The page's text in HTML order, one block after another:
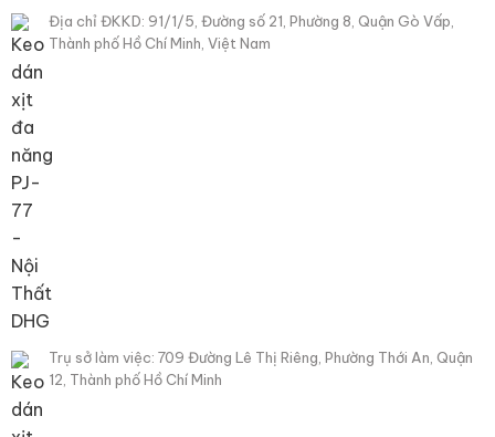
Địa chỉ ĐKKD: 91/1/5, Đường số 21, Phường 8, Quận Gò Vấp,
Thành phố Hồ Chí Minh, Việt Nam
Trụ sở làm việc: 709 Đường Lê Thị Riêng, Phường Thới An, Quận
12, Thành phố Hồ Chí Minh